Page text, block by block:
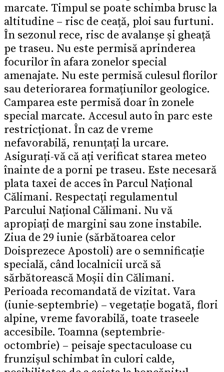
marcate. Timpul se poate schimba brusc la
altitudine – risc de ceață, ploi sau furtuni.
În sezonul rece, risc de avalanșe și gheață
pe traseu. Nu este permisă aprinderea
focurilor în afara zonelor special
amenajate. Nu este permisă culesul florilor
sau deteriorarea formațiunilor geologice.
Camparea este permisă doar în zonele
special marcate. Accesul auto în parc este
restricționat. În caz de vreme
nefavorabilă, renunțați la urcare.
Asigurați-vă că ați verificat starea meteo
înainte de a porni pe traseu. Este necesară
plata taxei de acces în Parcul Național
Călimani. Respectați regulamentul
Parcului Național Călimani. Nu vă
apropiați de margini sau zone instabile.
Ziua de 29 iunie (sărbătoarea celor
Doisprezece Apostoli) are o semnificație
specială, când localnicii urcă să
sărbătorească Moșii din Călimani.
Perioada recomandată de vizitat. Vara
(iunie-septembrie) – vegetație bogată, flori
alpine, vreme favorabilă, toate traseele
accesibile. Toamna (septembrie-
octombrie) – peisaje spectaculoase cu
frunzișul schimbat în culori calde,